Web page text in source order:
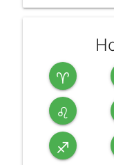
♈
♌
♐